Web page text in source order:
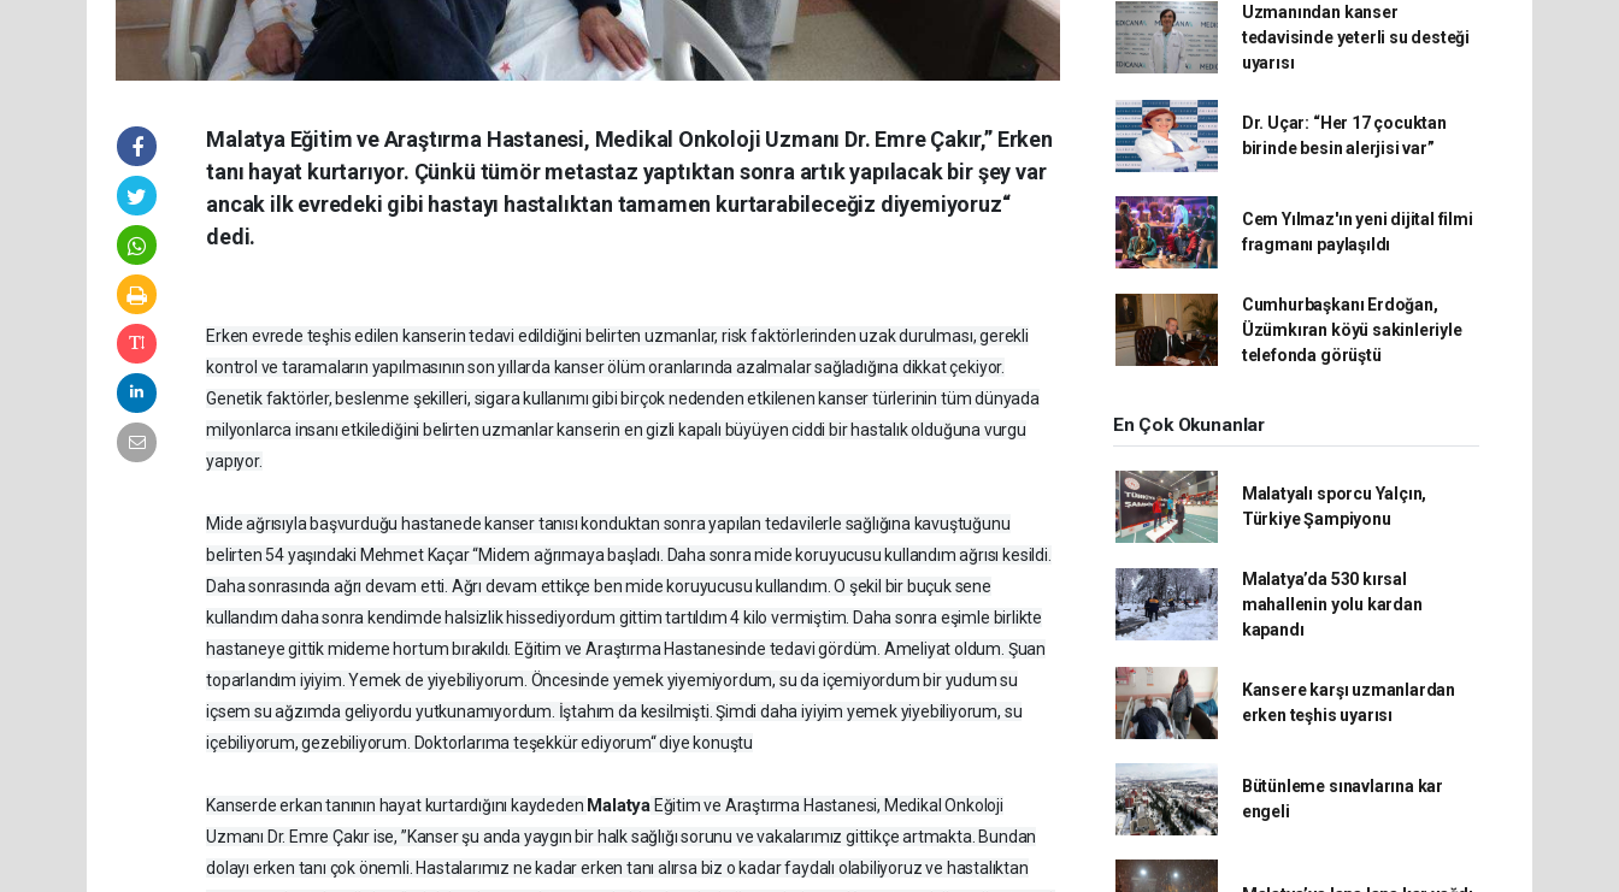
Malatya Eğitim ve Araştırma Hastanesi, Medikal Onkoloji Uzmanı Dr. Emre Çakır,” Erken
tanı hayat kurtarıyor. Çünkü tümör metastaz yaptıktan sonra artık yapılacak bir şey var
ancak ilk evredeki gibi hastayı hastalıktan tamamen kurtarabileceğiz diyemiyoruz“
dedi.
Erken evrede teşhis edilen kanserin tedavi edildiğini belirten uzmanlar, risk faktörlerinden uzak durulması, gerekli
kontrol ve taramaların yapılmasının son yıllarda kanser ölüm oranlarında azalmalar sağladığına dikkat çekiyor.
Genetik faktörler, beslenme şekilleri, sigara kullanımı gibi birçok nedenden etkilenen kanser türlerinin tüm dünyada
milyonlarca insanı etkilediğini belirten uzmanlar kanserin en gizli kapalı büyüyen ciddi bir hastalık olduğuna vurgu
yapıyor.
Mide ağrısıyla başvurduğu hastanede kanser tanısı konduktan sonra yapılan tedavilerle sağlığına kavuştuğunu
belirten 54 yaşındaki Mehmet Kaçar “Midem ağrımaya başladı. Daha sonra mide koruyucusu kullandım ağrısı kesildi.
Daha sonrasında ağrı devam etti. Ağrı devam ettikçe ben mide koruyucusu kullandım. O şekil bir buçuk sene
kullandım daha sonra kendimde halsizlik hissediyordum gittim tartıldım 4 kilo vermiştim. Daha sonra eşimle birlikte
hastaneye gittik mideme hortum bırakıldı. Eğitim ve Araştırma Hastanesinde tedavi gördüm. Ameliyat oldum. Şuan
toparlandım iyiyim. Yemek de yiyebiliyorum. Öncesinde yemek yiyemiyordum, su da içemiyordum bir yudum su
içsem su ağzımda geliyordu yutkunamıyordum. İştahım da kesilmişti. Şimdi daha iyiyim yemek yiyebiliyorum, su
içebiliyorum, gezebiliyorum. Doktorlarıma teşekkür ediyorum“ diye konuştu
Kanserde erkan tanının hayat kurtardığını kaydeden MalatyaEğitim ve Araştırma Hastanesi, Medikal Onkoloji
Uzmanı Dr. Emre Çakır ise, ”Kanser şu anda yaygın bir halk sağlığı sorunu ve vakalarımız gittikçe artmakta. Bundan
dolayı erken tanı çok önemli. Hastalarımız ne kadar erken tanı alırsa biz o kadar faydalı olabiliyoruz ve hastalıktan
Uzmanından kanser
tedavisinde yeterli su desteği
uyarısı
Dr. Uçar: “Her 17 çocuktan
birinde besin alerjisi var”
Cem Yılmaz'ın yeni dijital filmi
fragmanı paylaşıldı
Cumhurbaşkanı Erdoğan,
Üzümkıran köyü sakinleriyle
telefonda görüştü
En Çok Okunanlar
Malatyalı sporcu Yalçın,
Türkiye Şampiyonu
Malatya’da 530 kırsal
mahallenin yolu kardan
kapandı
Kansere karşı uzmanlardan
erken teşhis uyarısı
Bütünleme sınavlarına kar
engeli